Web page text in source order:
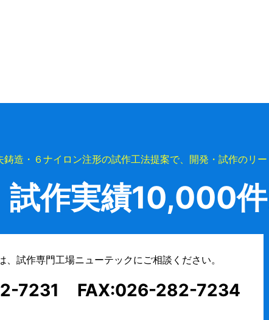
造・６ナイロン注形の試作工法提案で、開発・試作のリ
試作実績10,000件
、試作専門工場ニューテックにご相談ください。
7231 FAX:026-282-7234